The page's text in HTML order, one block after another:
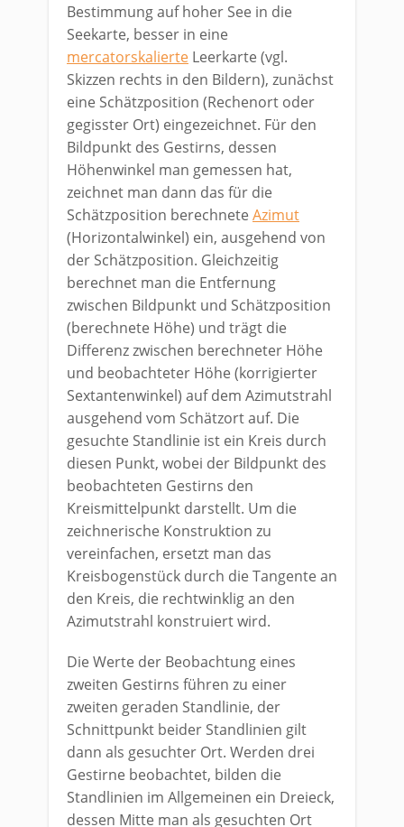
Bestimmung auf hoher See in die
Seekarte, besser in eine
mercatorskalierte Leerkarte (vgl.
Skizzen rechts in den Bildern), zunächst
eine Schätzposition (Rechenort oder
gegisster Ort) eingezeichnet. Für den
Bildpunkt des Gestirns, dessen
Höhenwinkel man gemessen hat,
zeichnet man dann das für die
Schätzposition berechnete Azimut
(Horizontalwinkel) ein, ausgehend von
der Schätzposition. Gleichzeitig
berechnet man die Entfernung
zwischen Bildpunkt und Schätzposition
(berechnete Höhe) und trägt die
Differenz zwischen berechneter Höhe
und beobachteter Höhe (korrigierter
Sextantenwinkel) auf dem Azimutstrahl
ausgehend vom Schätzort auf. Die
gesuchte Standlinie ist ein Kreis durch
diesen Punkt, wobei der Bildpunkt des
beobachteten Gestirns den
Kreismittelpunkt darstellt. Um die
zeichnerische Konstruktion zu
vereinfachen, ersetzt man das
Kreisbogenstück durch die Tangente an
den Kreis, die rechtwinklig an den
Azimutstrahl konstruiert wird.
Die Werte der Beobachtung eines
zweiten Gestirns führen zu einer
zweiten geraden Standlinie, der
Schnittpunkt beider Standlinien gilt
dann als gesuchter Ort. Werden drei
Gestirne beobachtet, bilden die
Standlinien im Allgemeinen ein Dreieck,
dessen Mitte man als gesuchten Ort